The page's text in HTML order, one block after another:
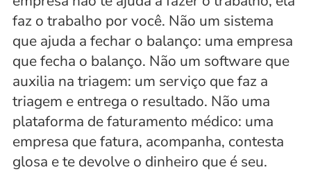
faz o trabalho por você. Não um sistema
que ajuda a fechar o balanço: uma empresa
que fecha o balanço. Não um software que
auxilia na triagem: um serviço que faz a
triagem e entrega o resultado. Não uma
plataforma de faturamento médico: uma
empresa que fatura, acompanha, contesta
glosa e te devolve o dinheiro que é seu.